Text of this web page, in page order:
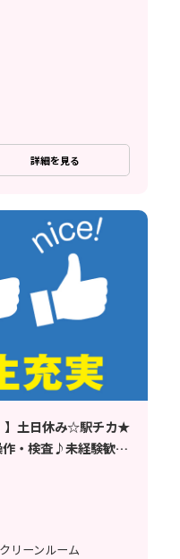
詳細を見る
】土日休み☆駅チカ★
作・検査♪未経験歓
リーンルーム